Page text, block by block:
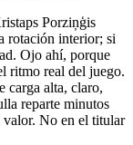
Porziņģis
rotación interior; si
Ojo ahí, porque
ritmo real del juego.
carga alta, claro,
reparte minutos
valor. No en el titular